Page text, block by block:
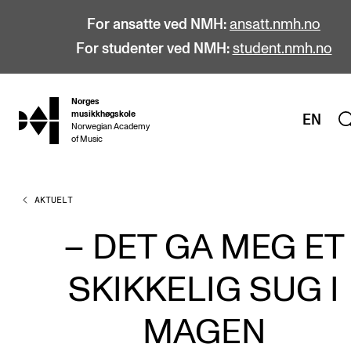
For ansatte ved NMH: ansatt.nmh.no
For studenter ved NMH: student.nmh.no
hjem
Norges
musikkhøgskole
Norwegian Academy
of Music
EN
STUDIER
Årsstudium og videreutdanning
AKTUELT
– DET GA MEG ET
SKIKKELIG SUG I
MAGEN